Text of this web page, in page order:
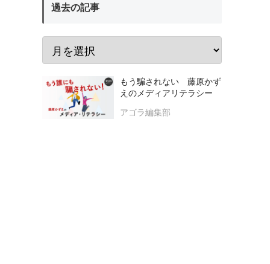
過去の記事
もう騙されない 藤原かず
えのメディアリテラシー
アゴラ編集部